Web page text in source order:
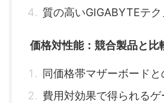
質の高いGIGABYTEテ
価格対性能：競合製品と比
同価格帯マザーボード
費用対効果で得られる